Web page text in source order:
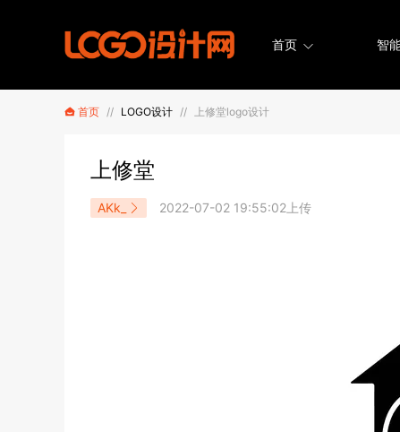
首页 智
首页 // LOGO设计 // 上修堂logo设计
上修堂
AKk_ 2022-07-02 19:55:02上传